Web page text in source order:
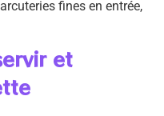
fines en entrée,
et